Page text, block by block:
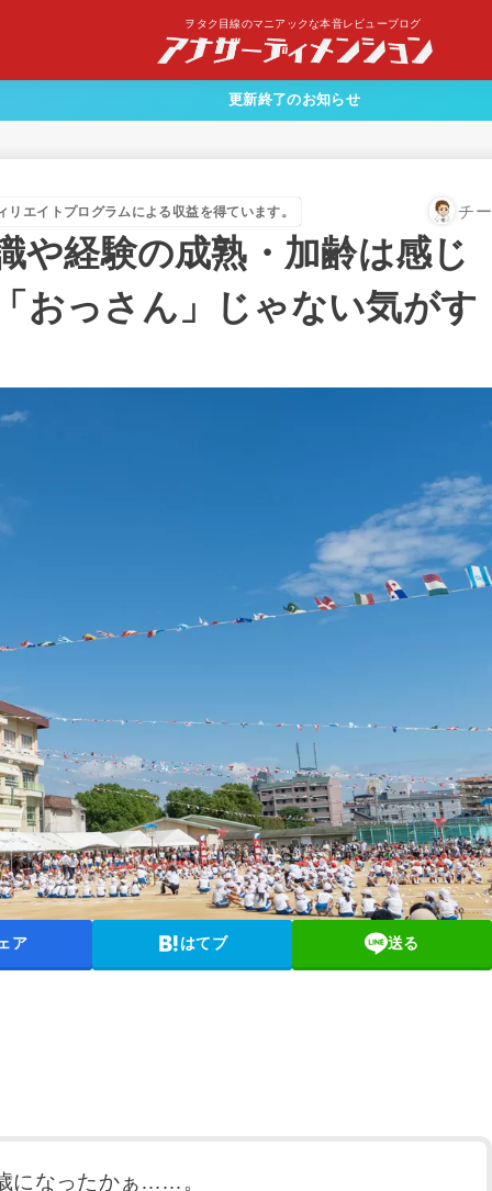
ヲタク目線のマニアックな本音レビューブログ
更新終了のお知らせ
リエイトプログラムによる収益を得ています。 チー
や経験の成熟・加齢は感じ
おっさん」じゃない気がす
ア はてブ 送る
になったかぁ……。